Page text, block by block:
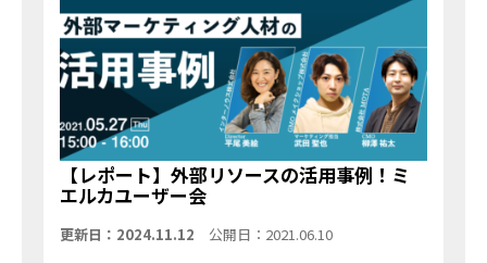
【レポート】外部リソースの活用事例！ミ
エルカユーザー会
更新日：2024.11.12 公開日：2021.06.10